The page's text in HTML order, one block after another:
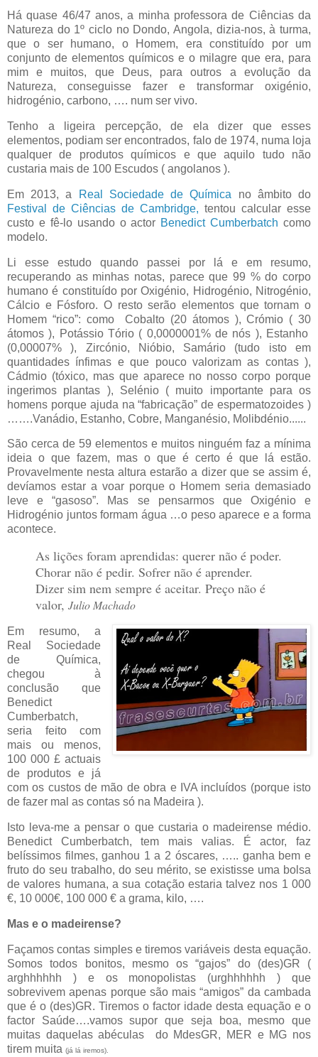
Há quase 46/47 anos, a minha professora de Ciências da
Natureza do 1º ciclo no Dondo, Angola, dizia-nos, à turma,
que o ser humano, o Homem, era constituído por um
conjunto de elementos químicos e o milagre que era, para
mim e muitos, que Deus, para outros a evolução da
Natureza, conseguisse fazer e transformar oxigénio,
hidrogénio, carbono, …. num ser vivo.
Tenho a ligeira percepção, de ela dizer que esses
elementos, podiam ser encontrados, falo de 1974, numa loja
qualquer de produtos químicos e que aquilo tudo não
custaria mais de 100 Escudos ( angolanos ).
Em 2013, a Real Sociedade de Química no âmbito do
Festival de Ciências de Cambridge, tentou calcular esse
custo e fê-lo usando o actor Benedict Cumberbatch como
modelo.
Li esse estudo quando passei por lá e em resumo,
recuperando as minhas notas, parece que 99 % do corpo
humano é constituído por Oxigénio, Hidrogénio, Nitrogénio,
Cálcio e Fósforo. O resto serão elementos que tornam o
Homem “rico”: como
Cobalto (20 átomos ), Crómio ( 30
átomos ), Potássio Tório ( 0,0000001% de nós ), Estanho
(0,00007% ), Zircónio, Nióbio, Samário (tudo isto em
quantidades ínfimas e que pouco valorizam as contas ),
Cádmio (tóxico, mas que aparece no nosso corpo porque
ingerimos plantas ), Selénio ( muito importante para os
homens porque ajuda na “fabricação” de espermatozoides )
…….Vanádio, Estanho, Cobre, Manganésio, Molibdénio......
São cerca de 59 elementos e muitos ninguém faz a mínima
ideia o que fazem, mas o que é certo é que lá estão.
Provavelmente nesta altura estarão a dizer que se assim é,
devíamos estar a voar porque o Homem seria demasiado
leve e “gasoso”. Mas se pensarmos que Oxigénio e
Hidrogénio juntos formam água …o peso aparece e a forma
acontece.
As lições foram aprendidas: querer não é poder.
Chorar não é pedir. Sofrer não é aprender.
Dizer sim nem sempre é aceitar. Preço não é
valor, Julio Machado
Em resumo, a
Real Sociedade
de Química,
chegou à
conclusão que
Benedict
Cumberbatch,
seria feito com
mais ou menos,
100 000 £ actuais
de produtos e já
com os custos de mão de obra e IVA incluídos (porque isto
de fazer mal as contas só na Madeira ).
Isto leva-me a pensar o que custaria o madeirense médio.
Benedict Cumberbatch, tem mais valias. É actor, faz
belíssimos filmes, ganhou 1 a 2 óscares, ….. ganha bem e
fruto do seu trabalho, do seu mérito, se existisse uma bolsa
de valores humana, a sua cotação estaria talvez nos 1 000
€, 10 000€, 100 000 € a grama, kilo, ….
Mas e o madeirense?
Façamos contas simples e tiremos variáveis desta equação.
Somos todos bonitos, mesmo os “gajos” do (des)GR (
arghhhhhh ) e os monopolistas (urghhhhhh ) que
sobrevivem apenas porque são mais “amigos” da cambada
que é o (des)GR. Tiremos o factor idade desta equação e o
factor Saúde….vamos supor que seja boa, mesmo que
muitas daquelas abéculas do MdesGR, MER e MG nos
tirem muita (já lá iremos).